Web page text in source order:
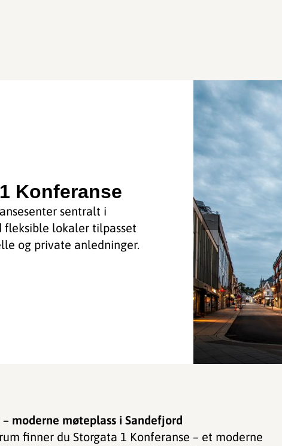
Konferanse
sentralt i
fleksible lokaler tilpasset
og private anledninger.
moderne møteplass i Sandefjord
finner du Storgata 1 Konferanse – et moderne